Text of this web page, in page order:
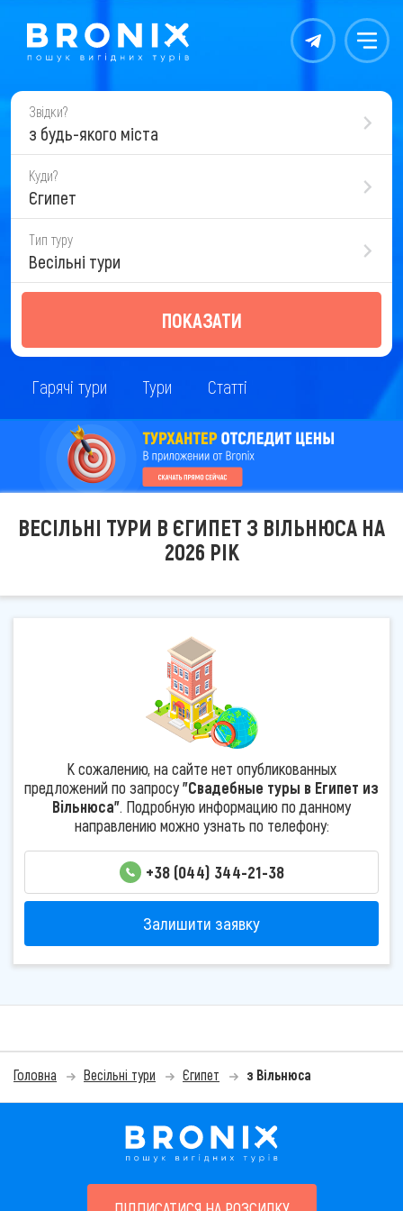
Контакты Меню
Звідки?
з будь-якого міста
Куди?
Єгипет
Тип туру
Весільні тури
ПОКАЗАТИ
Гарячі тури Тури Статті
ВЕСІЛЬНІ ТУРИ В ЄГИПЕТ З ВІЛЬНЮСА НА
2026 РІК
К сожалению, на сайте нет опубликованных
предложений по запросу"Свадебные туры в Египет из
Вільнюса". Подробную информацию по данному
направлению можно узнать по телефону:
+38 (044) 344-21-38
Залишити заявку
Головна Весільні тури Єгипет з Вільнюса